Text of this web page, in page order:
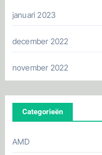
januari 2023
december 2022
november 2022
Categorieën
AMD